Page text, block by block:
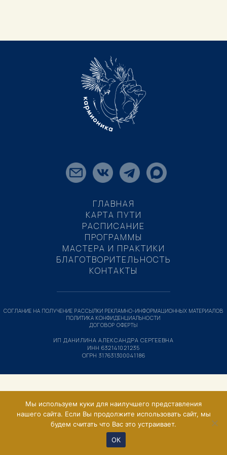
ГЛАВНАЯ
КАРТА ПУТИ
РАСПИСАНИЕ
ПРОГРАММЫ
МАСТЕРА И ПРАКТИКИ
БЛАГОТВОРИТЕЛЬНОСТЬ
КОНТАКТЫ
ИП ДАНИЛИНА АЛЕКСАНДРА СЕРГЕЕВНА
ИНН 632141021235
ОГРН 317631300041186
СОГЛАНИЕ НА ПОЛУЧЕНИЕ РАССЫЛКИ РЕКЛАМНО-ИНФОРМАЦИОННЫХ МАТЕРИАЛОВ
ПОЛИТИКА КОНФИДЕНЦИАЛЬНОСТИ
ДОГОВОР ОФЕРТЫ
Мы используем куки для наилучшего представления
нашего сайта. Если Вы продолжите использовать сайт, мы
будем считать что Вас это устраивает.
ОК